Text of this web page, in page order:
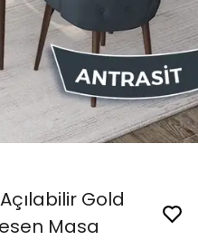
Gold
Masa